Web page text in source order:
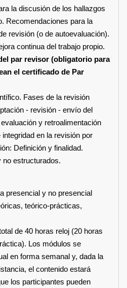
la discusión de los hallazgos
Recomendaciones para la
revisión (o de autoevaluación).
continua del trabajo propio.
par revisor (obligatorio para
el certificado de Par
Fases de la revisión
- revisión - envío del
y retroalimentación
en la revisión por
Definición y finalidad.
no estructurados.
presencial y no presencial
teórico-prácticas,
de 40 horas reloj (20 horas
Los módulos se
en forma semanal y, dada la
el contenido estará
los participantes pueden